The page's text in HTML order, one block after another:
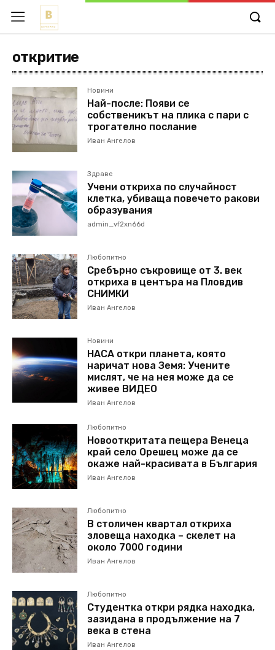
откритие
Новини
Най-после: Появи се
собственикът на плика с пари с
трогателно послание
Иван Ангелов
Здраве
Учени откриха по случайност
клетка, убиваща повечето ракови
образувания
admin_vf2xn66d
Любопитно
Сребърно съкровище от 3. век
откриха в центъра на Пловдив
СНИМКИ
Иван Ангелов
Новини
НАСА откри планета, която
наричат нова Земя: Учените
мислят, че на нея може да се
живее ВИДЕО
Иван Ангелов
Любопитно
Новооткритата пещера Венеца
край село Орешец може да се
окаже най-красивата в България
Иван Ангелов
Любопитно
В столичен квартал откриха
зловеща находка – скелет на
около 7000 години
Иван Ангелов
Любопитно
Студентка откри рядка находка,
зазидана в продължение на 7
века в стена
Иван Ангелов